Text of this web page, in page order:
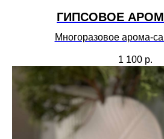
ГИПСОВОЕ
Многоразовое арома-
1 100 р.